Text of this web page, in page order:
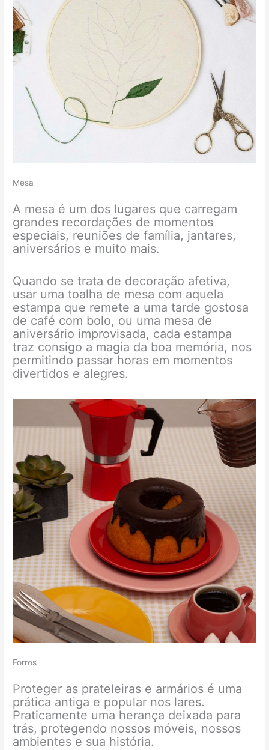
Mesa
A mesa é um dos lugares que carregam
grandes recordações de momentos
especiais, reuniões de família, jantares,
aniversários e muito mais.
Quando se trata de decoração afetiva,
usar uma toalha de mesa com aquela
estampa que remete a uma tarde gostosa
de café com bolo, ou uma mesa de
aniversário improvisada, cada estampa
traz consigo a magia da boa memória, nos
permitindo passar horas em momentos
divertidos e alegres.
Forros
Proteger as prateleiras e armários é uma
prática antiga e popular nos lares.
Praticamente uma herança deixada para
trás, protegendo nossos móveis, nossos
ambientes e sua história.